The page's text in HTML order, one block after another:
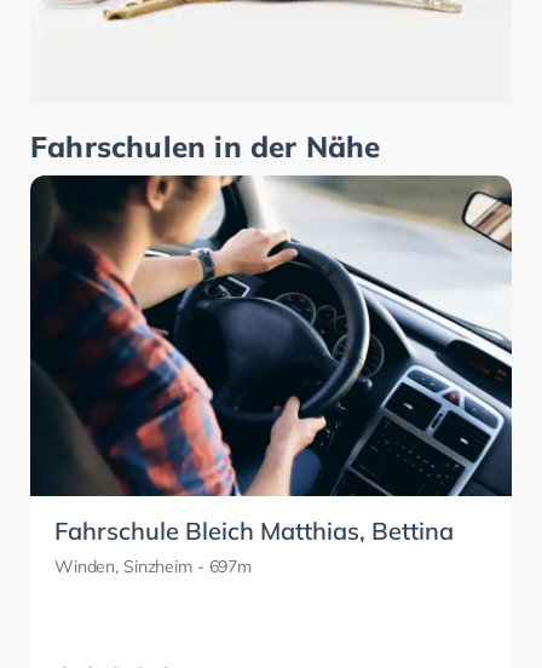
Fahrschulen in der Nähe
Fahrschule Bleich Matthias, Bettina
Winden, Sinzheim- 697m